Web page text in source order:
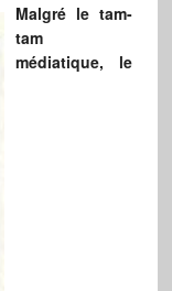
Malgré le tam-
tam
médiatique, le